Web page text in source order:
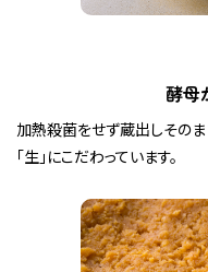
酵母
加熱殺菌をせず蔵出しその
「生」にこだわっています。